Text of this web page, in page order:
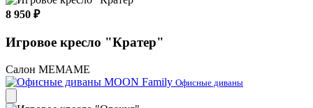
8 950 ₽
Игровое кресло "Кратер"
Салон МЕМАМЕ
Офисные диваны